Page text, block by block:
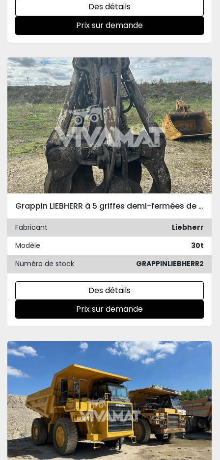
Des détails
Prix sur demande
Grappin LIEBHERR à 5 griffes demi-fermées de capacité 0.60m3
Fabricant
Liebherr
Modèle
30t
Numéro de stock
GRAPPINLIEBHERR2
Des détails
Prix sur demande